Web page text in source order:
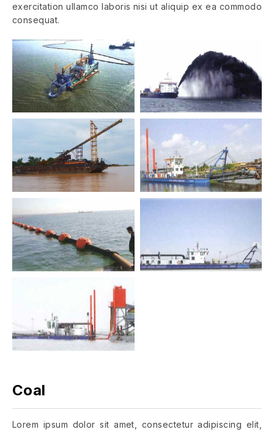
exercitation ullamco laboris nisi ut aliquip ex ea commodo
consequat.
Coal
Lorem ipsum dolor sit amet, consectetur adipiscing elit,